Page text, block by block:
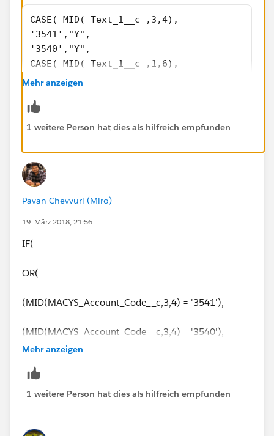
CASE( MID( Text_1__c ,3,4),
'3541',"Y",
'3540',"Y",
CASE( MID( Text_1__c ,1,6),
'ES1021',"Y",
'EL0015',"Y",
'EL0028',"Y",
'EO0014',"Y",
'EO0116',"Y",
'EO0136',"Y",
'ER0007',"Y",
'ES0032',"Y",
"N"))
Mehr anzeigen
1 weitere Person hat dies als hilfreich empfunden
Pavan Chevvuri (Miro)
19. März 2018, 21:56
IF(
OR(
(MID(MACYS_Account_Code__c,3,4) = '3541'),
(MID(MACYS_Account_Code__c,3,4) = '3540'),
(MID(MACYS_JobTitle__c,1,6) = 'EL0011'),
Mehr anzeigen
1 weitere Person hat dies als hilfreich empfunden